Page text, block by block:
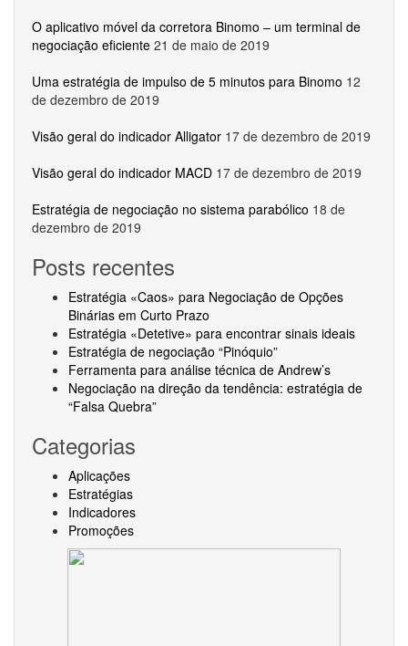
O aplicativo móvel da corretora Binomo – um terminal de
negociação eficiente 21 de maio de 2019
Uma estratégia de impulso de 5 minutos para Binomo 12
de dezembro de 2019
Visão geral do indicador Alligator 17 de dezembro de 2019
Visão geral do indicador MACD 17 de dezembro de 2019
Estratégia de negociação no sistema parabólico 18 de
dezembro de 2019
Posts recentes
Estratégia «Caos» para Negociação de Opções
Binárias em Curto Prazo
Estratégia «Detetive» para encontrar sinais ideais
Estratégia de negociação “Pinóquio”
Ferramenta para análise técnica de Andrew’s
Negociação na direção da tendência: estratégia de
“Falsa Quebra”
Categorias
Aplicações
Estratégias
Indicadores
Promoções